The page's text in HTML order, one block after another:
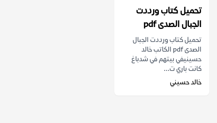
تحميل كتاب ورددت
الجبال الصدى pdf
تحميل كتاب ورددت الجبال
الصدى pdf الكاتب خالد
حسينيفي بيتهم في شدباغ
كانت باري ت...
خالد حسيني